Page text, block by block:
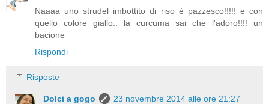
Naaaa uno strudel imbottito di riso è pazzesco!!!!! e con
quello colore giallo.. la curcuma sai che l'adoro!!!! un
bacione
Rispondi
Risposte
Dolci a gogo
23 novembre 2014 alle ore 21:27